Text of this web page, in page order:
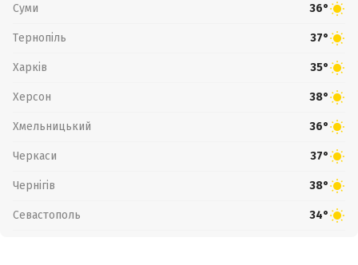
Суми 36°
Тернопіль 37°
Харків 35°
Херсон 38°
Хмельницький 36°
Черкаси 37°
Чернігів 38°
Севастополь 34°